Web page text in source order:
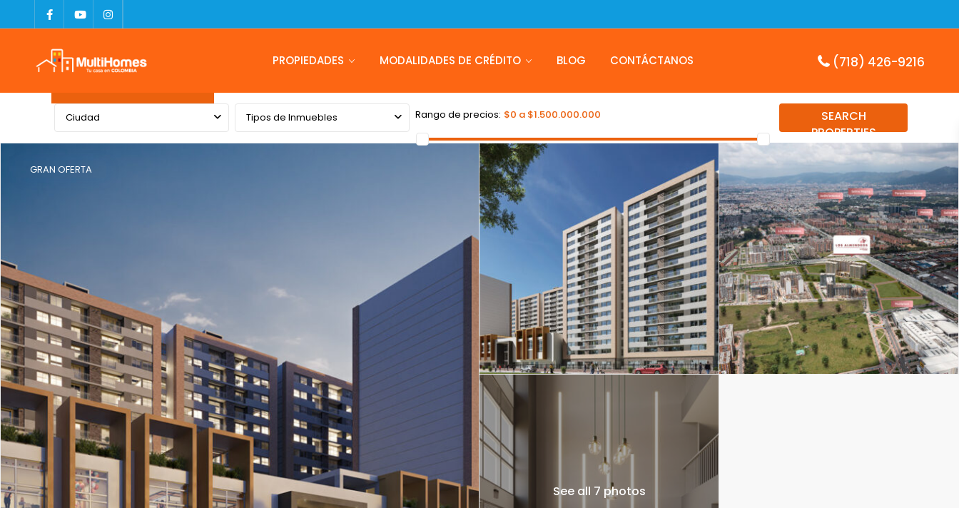
PROPIEDADES MODALIDADES DE CRÉDITO BLOG CONTÁCTANOS (718) 426-9216
Ciudad Tipos de Inmuebles Rango de precios: $0 a $1.500.000.000
SEARCH
PROPERTIES
GRAN OFERTA
See all 7 photos